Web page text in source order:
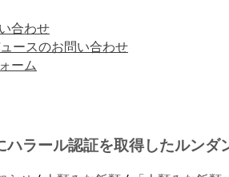
合わせ
ースのお問い合わせ
ーム
ハラール認証を取得したルンダ